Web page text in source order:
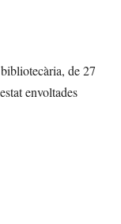
de 27
envoltades